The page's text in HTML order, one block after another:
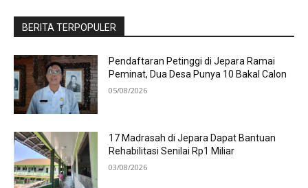
BERITA TERPOPULER
Pendaftaran Petinggi di Jepara Ramai
Peminat, Dua Desa Punya 10 Bakal Calon
05/08/2026
17 Madrasah di Jepara Dapat Bantuan
Rehabilitasi Senilai Rp1 Miliar
03/08/2026